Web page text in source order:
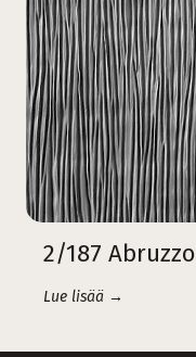
2/187 Abruzzo
Lue lisää →